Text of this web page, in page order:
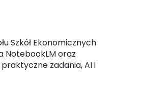
Szkół Ekonomicznych
NotebookLM oraz
zadania, AI i